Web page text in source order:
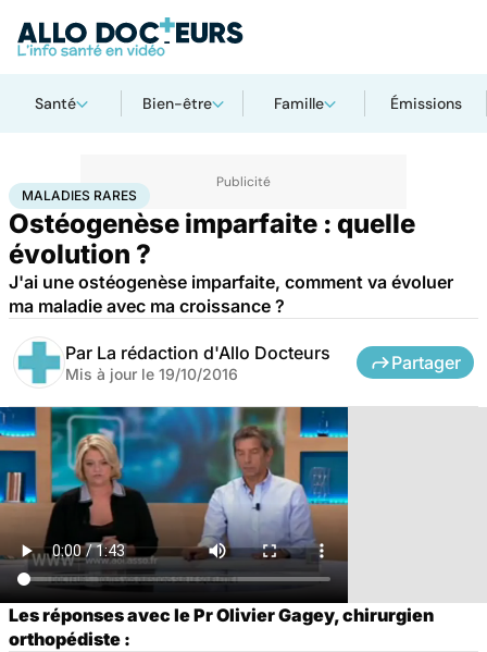
Santé Bien-être Famille Émissions
AccueilSantéMaladies Maladies raresMaladies rares
MALADIES RARES
Ostéogenèse imparfaite : quelle
évolution ?
J'ai une ostéogenèse imparfaite, comment va évoluer
ma maladie avec ma croissance ?
Par La rédaction d'Allo Docteurs
Mis à jour le 19/10/2016
Partager
Les réponses avec le Pr Olivier Gagey, chirurgien
orthopédiste :